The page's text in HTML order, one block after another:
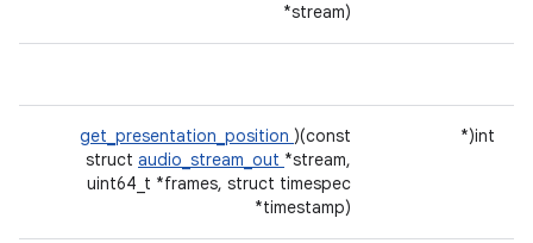
*stream)
int(*
get_presentation_position )(const
struct audio_stream_out *stream,
uint64_t *frames, struct timespec
*timestamp)